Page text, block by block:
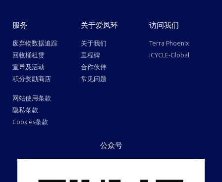
服务
废弃物数据追踪
回收桶租赁
宣导及活动
积分奖励商店
关于爱凤环
关于我们
里程碑
合作伙伴
常见问题
访问我们
Terra Phoenix
iCYCLE-Global
网站使用条款
隐私条款
Cookies条款
公众号